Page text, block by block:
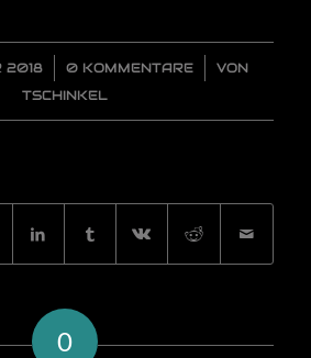
2018 0 KOMMENTARE
/
VON
TSCHINKEL
0